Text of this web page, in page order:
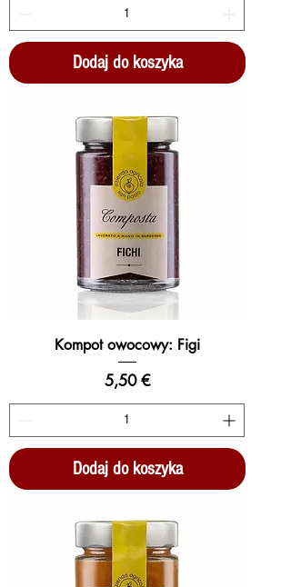
Dodaj do koszyka
Kompot owocowy: Figi
Cena
5,50 €
Dodaj do koszyka